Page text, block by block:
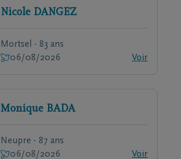
Nicole DANGEZ
Mortsel - 83 ans
06/08/2026
Voir
Monique BADA
Neupre - 87 ans
06/08/2026
Voir